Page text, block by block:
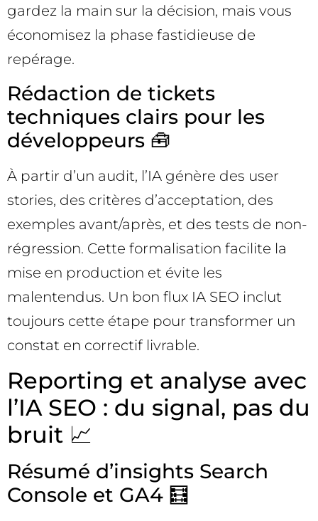
gardez la main sur la décision, mais vous
économisez la phase fastidieuse de
repérage.
Rédaction de tickets
techniques clairs pour les
développeurs 🧰
À partir d’un audit, l’IA génère des user
stories, des critères d’acceptation, des
exemples avant/après, et des tests de non-
régression. Cette formalisation facilite la
mise en production et évite les
malentendus. Un bon flux IA SEO inclut
toujours cette étape pour transformer un
constat en correctif livrable.
Reporting et analyse avec
l’IA SEO : du signal, pas du
bruit 📈
Résumé d’insights Search
Console et GA4 🧮